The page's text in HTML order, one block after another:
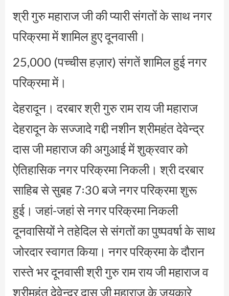
श्री गुरु महाराज जी की प्यारी संगतों के साथ नगर
परिक्रमा में शामिल हुए दूनवासी।
25,000 (पच्चीस हज़ार) संगतें शामिल हुई नगर
परिक्रमा में।
देहरादून। दरबार श्री गुरु राम राय जी महाराज
देहरादून के सज्जादे गद्दी नशीन श्रीमहंत देवेन्द्र
दास जी महाराज की अगुआई में शुक्रवार को
ऐतिहासिक नगर परिक्रमा निकली। श्री दरबार
साहिब से सुबह 7ः30 बजे नगर परिक्रमा शुरू
हुई। जहां-जहां से नगर परिक्रमा निकली
दूनवासियों ने तहेदिल से संगतों का पुष्पवर्षा के साथ
जोरदार स्वागत किया। नगर परिक्रमा के दौरान
रास्ते भर दूनवासी श्री गुरु राम राय जी महाराज व
श्रीमहंत देवेन्द्र दास जी महाराज के जयकारे